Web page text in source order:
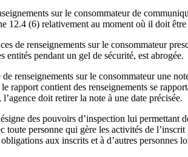
sur le consommateur de
12.4 (6) relativement au moment où il doit
de renseignements sur le consommateur
entités pendant un gel de sécurité, est abrogée.
renseignements sur le consommateur une
rapport contient des renseignements se
doit retirer la note à une date précisée.
des pouvoirs d’inspection lui
personne qui gère les activités de
aux inscrits et à d’autres personnes